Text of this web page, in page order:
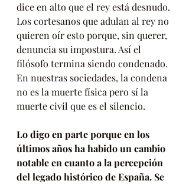
dice en alto que el rey está desnudo.
Los cortesanos que adulan al rey no
quieren oír esto porque, sin querer,
denuncia su impostura. Así el
filósofo termina siendo condenado.
En nuestras sociedades, la condena
no es la muerte física pero sí la
muerte civil que es el silencio.
Lo digo en parte porque en los
últimos años ha habido un cambio
notable en cuanto a la percepción
del legado histórico de España. Se